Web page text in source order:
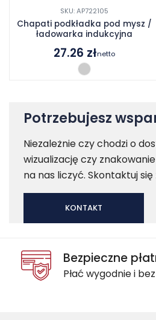
SKU: AP722105
Chapati podkładka pod mysz /
ładowarka indukcyjna
27.26 złnetto
Potrzebujesz
Niezależnie czy chodzi o
wizualizację czy
na nas liczyć. Skontaktuj się
KONTAKT
Bezpieczne
Płać wygodnie i